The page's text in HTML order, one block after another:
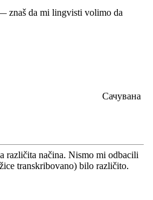
znaš da mi lingvisti volimo da
Сачувана
načina. Nismo mi odbacili
transkribovano) bilo različito.